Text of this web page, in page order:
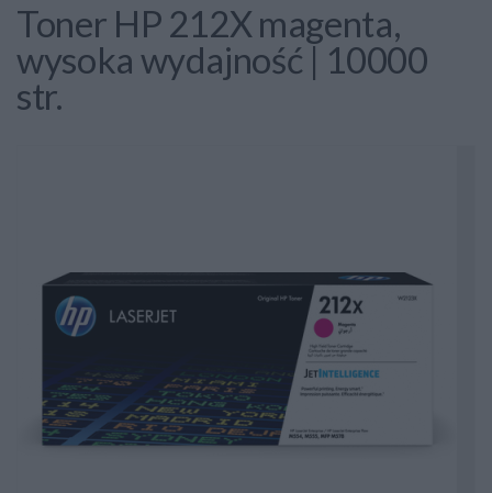
Toner HP 212X magenta,
wysoka wydajność | 10000
str.